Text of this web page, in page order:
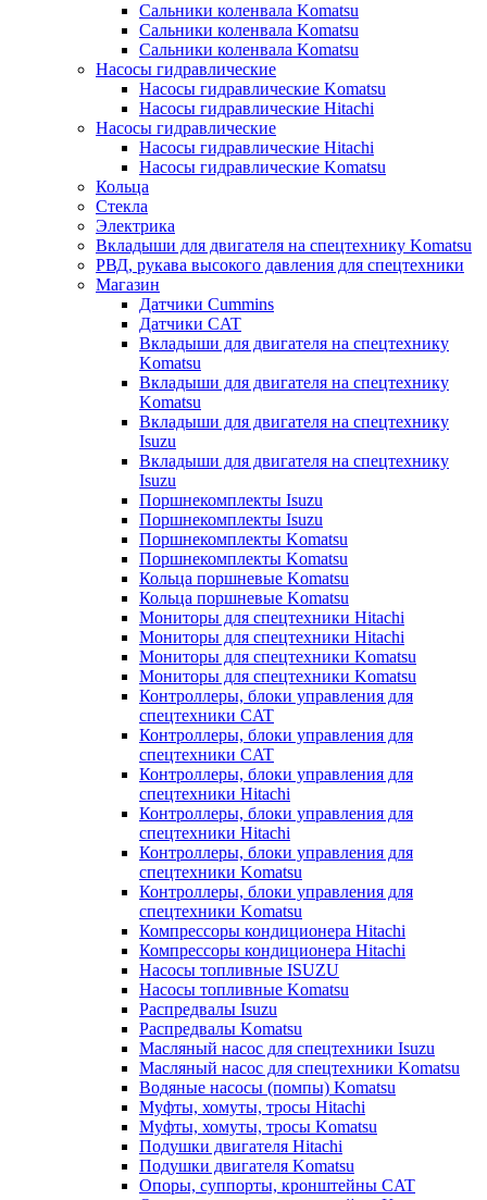
Сальники коленвала Komatsu
Сальники коленвала Komatsu
Сальники коленвала Komatsu
Насосы гидравлические
Насосы гидравлические Komatsu
Насосы гидравлические Hitachi
Насосы гидравлические
Насосы гидравлические Hitachi
Насосы гидравлические Komatsu
Кольца
Стекла
Электрика
Вкладыши для двигателя на спецтехнику Komatsu
РВД, рукава высокого давления для спецтехники
Магазин
Датчики Cummins
Датчики CAT
Вкладыши для двигателя на спецтехнику
Komatsu
Вкладыши для двигателя на спецтехнику
Komatsu
Вкладыши для двигателя на спецтехнику
Isuzu
Вкладыши для двигателя на спецтехнику
Isuzu
Поршнекомплекты Isuzu
Поршнекомплекты Isuzu
Поршнекомплекты Komatsu
Поршнекомплекты Komatsu
Кольца поршневые Komatsu
Кольца поршневые Komatsu
Мониторы для спецтехники Hitachi
Мониторы для спецтехники Hitachi
Мониторы для спецтехники Komatsu
Мониторы для спецтехники Komatsu
Контроллеры, блоки управления для
спецтехники CAT
Контроллеры, блоки управления для
спецтехники CAT
Контроллеры, блоки управления для
спецтехники Hitachi
Контроллеры, блоки управления для
спецтехники Hitachi
Контроллеры, блоки управления для
спецтехники Komatsu
Контроллеры, блоки управления для
спецтехники Komatsu
Компрессоры кондиционера Hitachi
Компрессоры кондиционера Hitachi
Насосы топливные ISUZU
Насосы топливные Komatsu
Распредвалы Isuzu
Распредвалы Komatsu
Масляный насос для спецтехники Isuzu
Масляный насос для спецтехники Komatsu
Водяные насосы (помпы) Komatsu
Муфты, хомуты, тросы Hitachi
Муфты, хомуты, тросы Komatsu
Подушки двигателя Hitachi
Подушки двигателя Komatsu
Опоры, суппорты, кронштейны CAT